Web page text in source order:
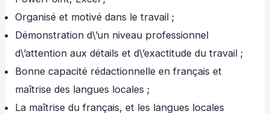
Organisé et motivé dans le travail ;
Démonstration d\’un niveau professionnel
d\’attention aux détails et d\’exactitude du travail ;
Bonne capacité rédactionnelle en français et
maîtrise des langues locales ;
La maîtrise du français, et les langues locales